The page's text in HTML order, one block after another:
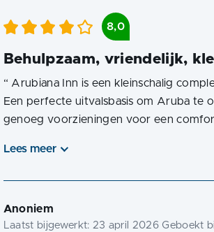
8,0
Behulpzaam, vriendelijk,
“ Arubiana Inn is een kleinschalig
Een perfecte uitvalsbasis om Aruba te
genoeg voorzieningen voor een
Lees meer
Anoniem
Laatst bijgewerkt: 23 april 2026 Geboekt